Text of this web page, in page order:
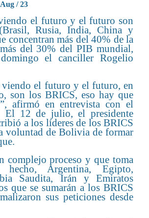
/ 23
el futuro y el futuro son
Rusia, India, China y
concentran más del 40% de la
del 30% del PIB mundial,
el canciller Rogelio
viendo el futuro y el futuro, en
son los BRICS, eso hay que
afirmó en entrevista con el
El 12 de julio, el presidente
a los líderes de los BRICS
voluntad de Bolivia de formar
complejo proceso y que toma
Argentina, Egipto,
Saudita, Irán y Emiratos
que se sumarán a los BRICS
sus peticiones desde